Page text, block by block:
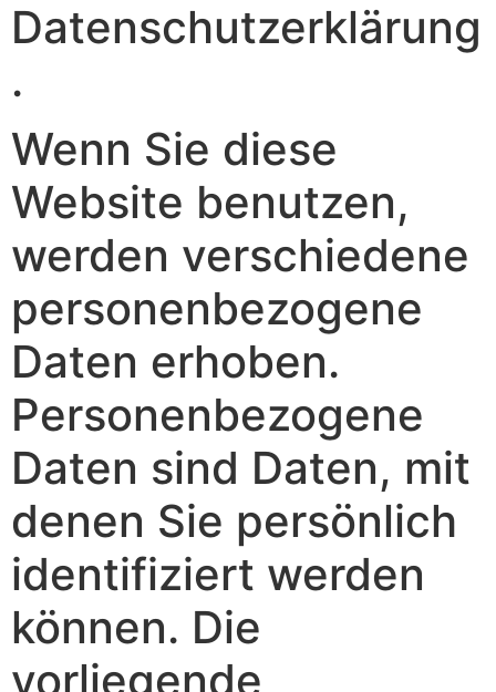
Datenschutzerklärung
.
Wenn Sie diese
Website benutzen,
werden verschiedene
personenbezogene
Daten erhoben.
Personenbezogene
Daten sind Daten, mit
denen Sie persönlich
identifiziert werden
können. Die
vorliegende